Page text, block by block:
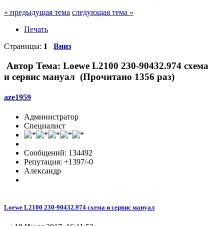
« предыдущая тема следующая тема »
Печать
Страницы: 1 Вниз
Автор Тема: Loewe L2100 230-90432.974 схема
и сервис мануал (Прочитано 1356 раз)
aze1959
Администратор
Специалист
Сообщений: 134492
Репутация: +1397/-0
Александр
Loewe L2100 230-90432.974 схема и сервис мануал